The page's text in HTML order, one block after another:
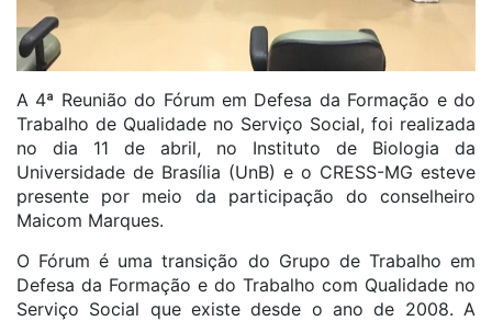
A 4ª Reunião do Fórum em Defesa da Formação e do
Trabalho de Qualidade no Serviço Social, foi realizada
no dia 11 de abril, no Instituto de Biologia da
Universidade de Brasília (UnB) e o CRESS-MG esteve
presente por meio da participação do conselheiro
Maicom Marques.
O Fórum é uma transição do Grupo de Trabalho em
Defesa da Formação e do Trabalho com Qualidade no
Serviço Social que existe desde o ano de 2008. A